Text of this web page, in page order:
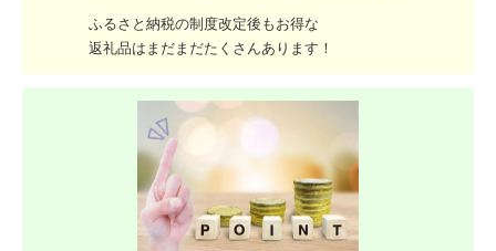
ふるさと納税の制度改定後もお得な
返礼品はまだまだたくさんあります！